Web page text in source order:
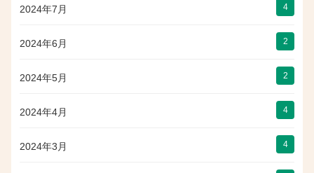
2024年7月 4
2024年6月 2
2024年5月 2
2024年4月 4
2024年3月 4